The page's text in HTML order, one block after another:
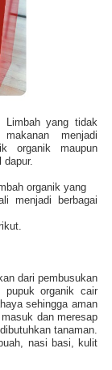
Limbah yang tidak
menjadi
organik maupun
organik yang
menjadi berbagai
dari pembusukan
pupuk organik cair
sehingga aman
dan meresap
tanaman.
nasi basi, kulit